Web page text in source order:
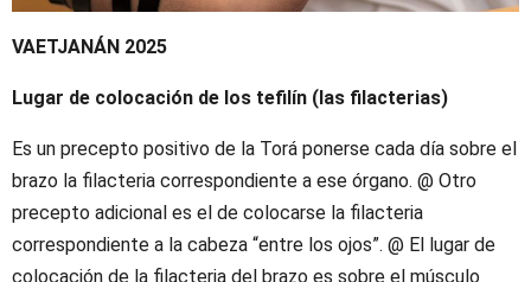
VAETJANÁN 2025
Lugar de colocación de los tefilín (las filacterias)
Es un precepto positivo de la Torá ponerse cada día sobre el
brazo la filacteria correspondiente a ese órgano. @ Otro
precepto adicional es el de colocarse la filacteria
correspondiente a la cabeza “entre los ojos”. @ El lugar de
colocación de la filacteria del brazo es sobre el músculo